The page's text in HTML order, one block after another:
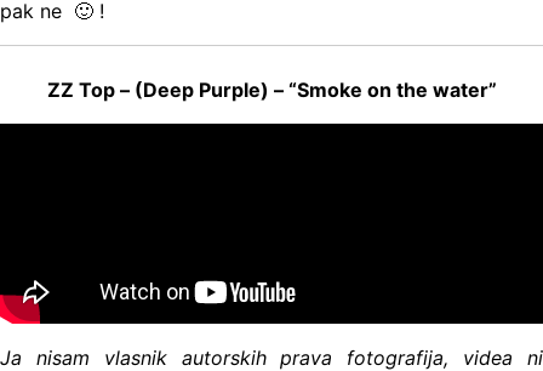
pak ne 🙂 !
ZZ Top – (Deep Purple) – “Smoke on the water”
Ja nisam vlasnik autorskih prava fotografija, videa ni